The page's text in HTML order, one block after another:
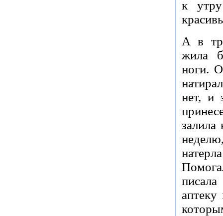
к
А в
жила
ноги.
нет, и
залила